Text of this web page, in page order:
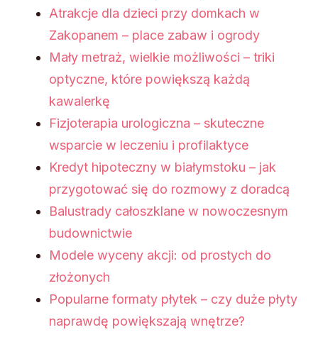
Atrakcje dla dzieci przy domkach w
Zakopanem – place zabaw i ogrody
Mały metraż, wielkie możliwości – triki
optyczne, które powiększą każdą
kawalerkę
Fizjoterapia urologiczna – skuteczne
wsparcie w leczeniu i profilaktyce
Kredyt hipoteczny w białymstoku – jak
przygotować się do rozmowy z doradcą
Balustrady całoszklane w nowoczesnym
budownictwie
Modele wyceny akcji: od prostych do
złożonych
Popularne formaty płytek – czy duże płyty
naprawdę powiększają wnętrze?